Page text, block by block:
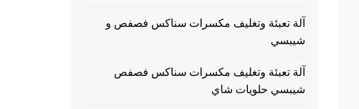
آلة تعبئة وتغليف مكسرات سناكس فصفص و
شيبسي
آلة تعبئة وتغليف مكسرات سناكس فصفص
شيبسي حلويات شاي